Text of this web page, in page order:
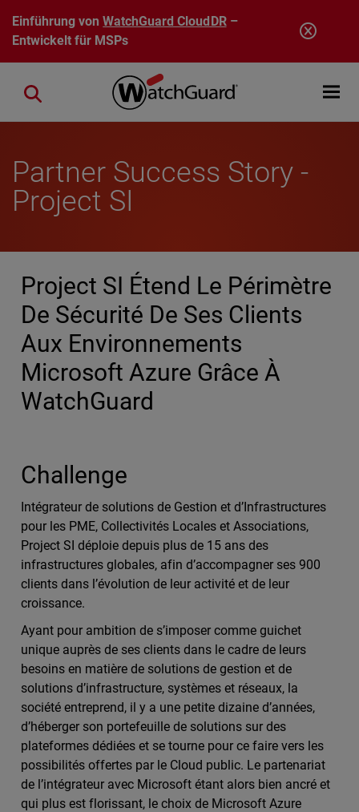
Direkt zum Inhalt
Einführung vonWatchGuard CloudDR–
Entwickelt für MSPs
Open
Close search
Partner Success Story -
Project SI
Project SI Étend Le Périmètre
De Sécurité De Ses Clients
Aux Environnements
Microsoft Azure Grâce À
WatchGuard
Challenge
Intégrateur de solutions de Gestion et d’Infrastructures
pour les PME, Collectivités Locales et Associations,
Project SI déploie depuis plus de 15 ans des
infrastructures globales, afin d’accompagner ses 900
clients dans l’évolution de leur activité et de leur
croissance.
Ayant pour ambition de s’imposer comme guichet
unique auprès de ses clients dans le cadre de leurs
besoins en matière de solutions de gestion et de
solutions d’infrastructure, systèmes et réseaux, la
société entreprend, il y a une petite dizaine d’années,
d’héberger son portefeuille de solutions sur des
plateformes dédiées et se tourne pour ce faire vers les
possibilités offertes par le Cloud public. Le partenariat
de l’intégrateur avec Microsoft étant alors bien ancré et
qui plus est florissant, le choix de Microsoft Azure